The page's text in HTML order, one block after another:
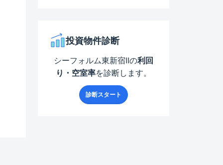
投資物件診断
シーフォルム東新宿IIの利回
り・空室率を診断します。
診断スタート